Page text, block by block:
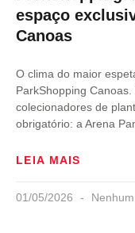
espaço
Canoas
O clima do maior
ParkShopping
colecionadores de
obrigatório: a Arena
LEIA MAIS
01/05/2026